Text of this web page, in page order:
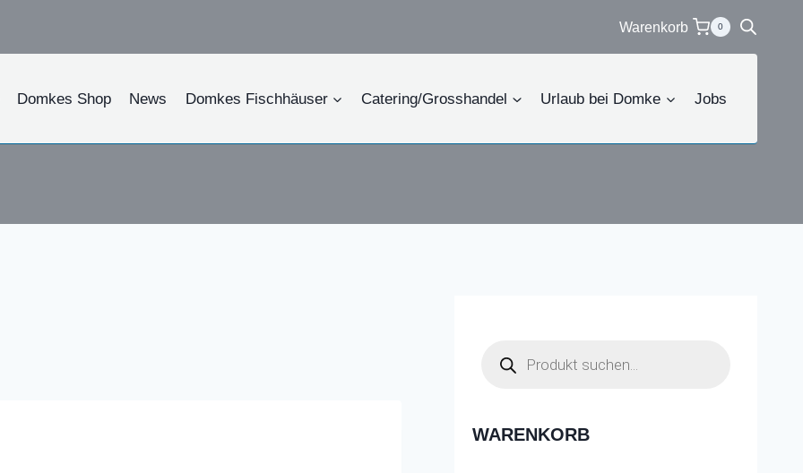
Warenkorb 0
Domkes Shop News Domkes Fischhäuser Catering/Grosshandel Urlaub bei Domke Jobs
search
WARENKORB